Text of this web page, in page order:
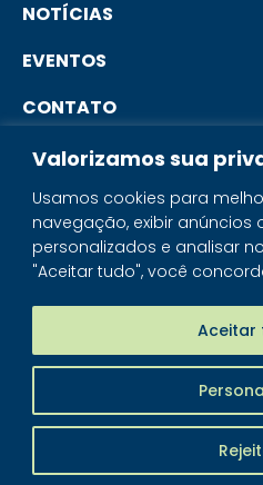
Valorizamos sua
Usamos cookies para
navegação, exibir anúncios
personalizados e analisar
"Aceitar tudo", você
Aceitar
NOTÍCIAS
EVENTOS
CONTATO
PORTAL DO ASSOCIADO
SISTEMA IBRAM
PORTAL DOS MINERAIS
LOJA MINERAIS DO BRASIL
IBRAM - © 2026 Todos